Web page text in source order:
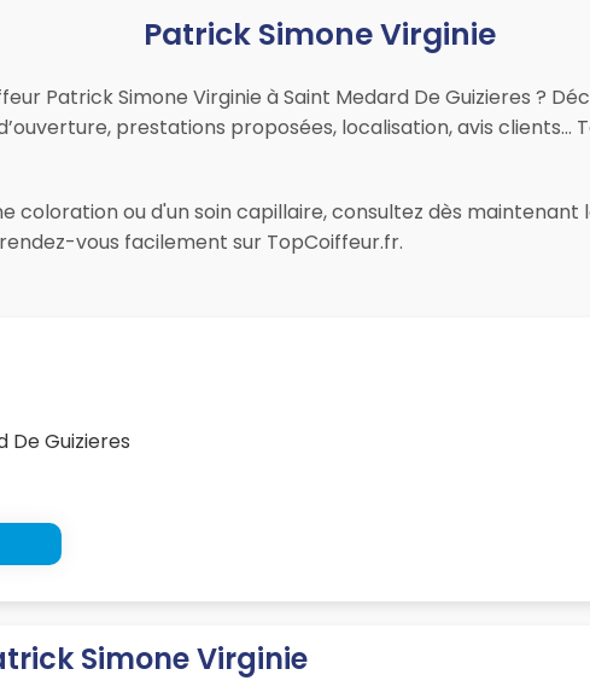
Patrick Simone Virginie
Patrick Simone Virginie à Saint Medard De Guizieres ?
prestations proposées, localisation, avis clients…
coloration ou d'un soin capillaire, consultez dès
vous facilement sur TopCoiffeur.fr.
De Guizieres
Simone Virginie